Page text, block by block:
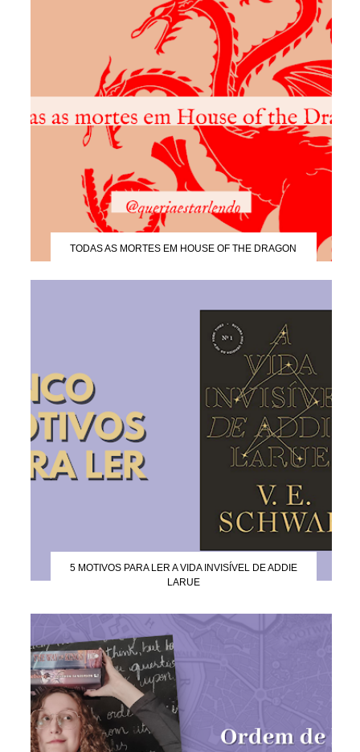
TODAS AS MORTES EM HOUSE OF THE DRAGON
5 MOTIVOS PARA LER A VIDA INVISÍVEL DE ADDIE
LARUE